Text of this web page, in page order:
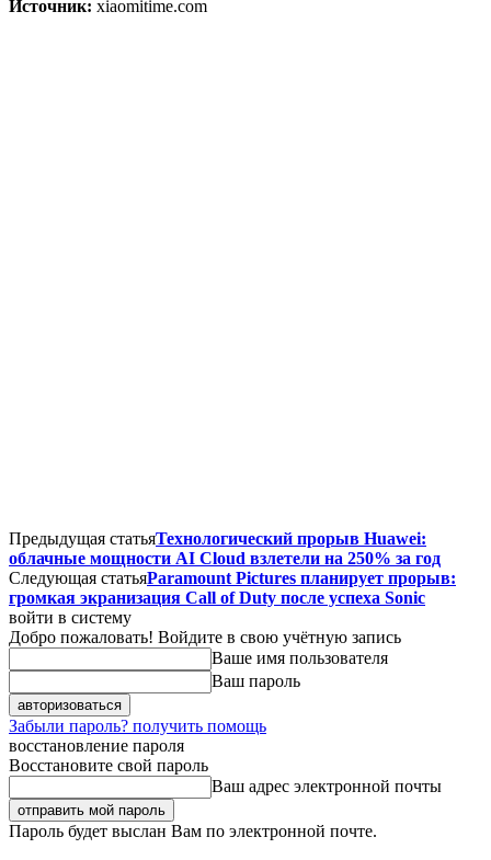
Источник: xiaomitime.com
Предыдущая статьяТехнологический прорыв Huawei:
облачные мощности AI Cloud взлетели на 250% за год
Следующая статьяParamount Pictures планирует прорыв:
громкая экранизация Call of Duty после успеха Sonic
войти в систему
Добро пожаловать! Войдите в свою учётную запись
Ваше имя пользователя
Ваш пароль
Забыли пароль? получить помощь
восстановление пароля
Восстановите свой пароль
Ваш адрес электронной почты
Пароль будет выслан Вам по электронной почте.